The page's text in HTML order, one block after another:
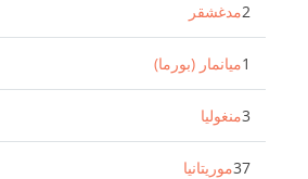
مدغشقر2
ميانمار (بورما)1
منغوليا3
موريتانيا37